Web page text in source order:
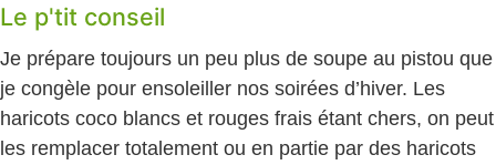
Le p'tit conseil
Je prépare toujours un peu plus de soupe au pistou que
je congèle pour ensoleiller nos soirées d’hiver. Les
haricots coco blancs et rouges frais étant chers, on peut
les remplacer totalement ou en partie par des haricots